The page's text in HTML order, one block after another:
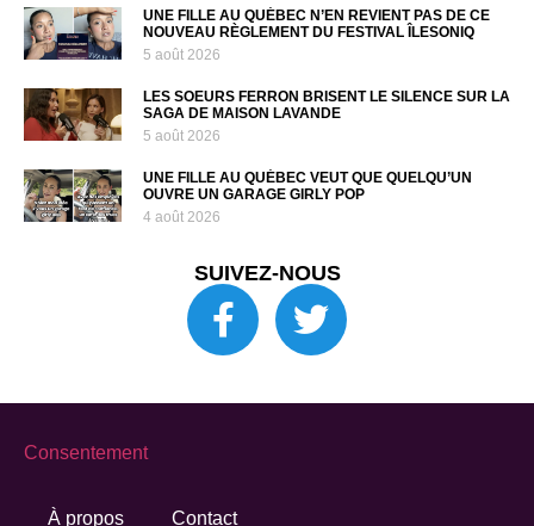
UNE FILLE AU QUÉBEC N’EN REVIENT PAS DE CE
NOUVEAU RÈGLEMENT DU FESTIVAL ÎLESONIQ
5 août 2026
LES SOEURS FERRON BRISENT LE SILENCE SUR LA
SAGA DE MAISON LAVANDE
5 août 2026
UNE FILLE AU QUÉBEC VEUT QUE QUELQU’UN
OUVRE UN GARAGE GIRLY POP
4 août 2026
SUIVEZ-NOUS
À propos Contact
Consentement